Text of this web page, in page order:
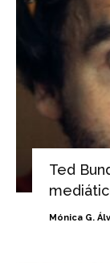
Ted
Mónica G.